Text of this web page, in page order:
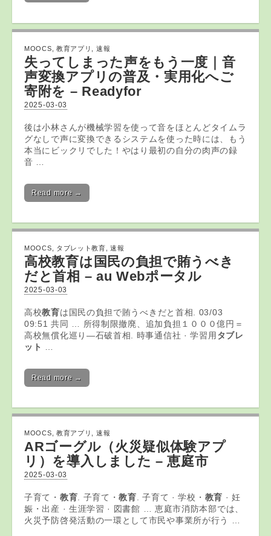
MOOCS 教育アプリ 速報
失ってしまった声をもう一度｜音
声変換アプリ の普及・実用化へご
寄附を – Readyfor
2025-03-03
後は小林さんが機械学習を使って音をほとんどタイムラ
グなしで声に変換できるシステムを使った時には、もう
本当にビックリでした！やはり最初の自分の肉声の録
音 …
Read more →
MOOCS タブレット教育 ,速報
高校教育は国民の負担で賄うべき
だと首相 – au Webポータル
2025-03-03
高校教育は国民の負担で賄うべきだと首相. 03/03
09:51 共同 … 所得制限撤廃、追加負担１０００億円＝
高校無償化巡り―石破首相. 時事通信社 · 学習用 タブレ
ット
Read more →
MOOCS 教育アプリ 速報
ARゴーグル（火災疑似体験アプ
リ ）を導入しました – 恵庭市
2025-03-03
子育て・ 教育 . 子育て・教育 . 子育て · 学校・ 教育 · 妊
娠・出産 · 生涯学習 · 図書館 … 恵庭市消防本部では、
火災予防啓発活動の一環として市民や事業所が行う …